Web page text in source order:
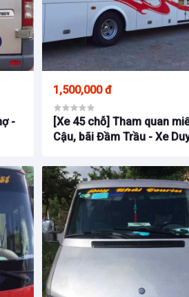
-
1,500,000 đ
[Xe 45 chỗ] Tham quan
Cậu, bãi Đầm Trầu - Xe